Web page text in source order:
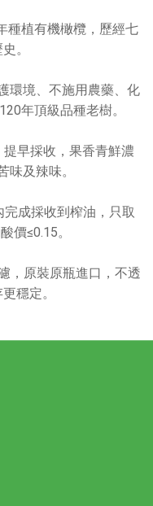
種植有機橄欖，歷經七
。
環境、不施用農藥、化
年頂級品種老樹。
早採收，果香青鮮濃
味及辣味。
成採收到榨油，只取
價≤0.15。
，原裝原瓶進口，不透
穩定。